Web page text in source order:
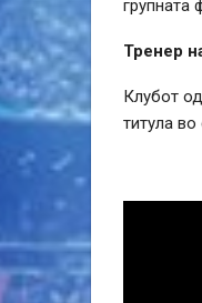
групната
Тренер
Клубот
титула